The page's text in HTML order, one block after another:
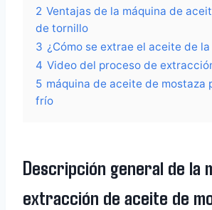
2 Ventajas de la máquina de
de tornillo
3 ¿Cómo se extrae el aceite de
4 Video del proceso de
5 máquina de aceite de mostaza
frío
Descripción general de la
extracción de aceite de